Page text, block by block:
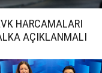
HARCAMALARI
AÇIKLANMALI